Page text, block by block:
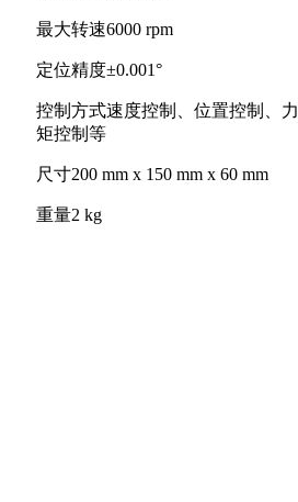
最大转速6000 rpm
定位精度±0.001°
控制方式速度控制、位置控制、力
矩控制等
尺寸200 mm x 150 mm x 60 mm
重量2 kg